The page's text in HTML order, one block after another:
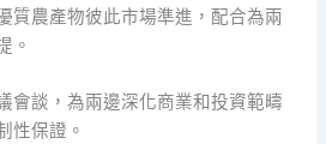
質農產物彼此市場準進，配合為兩
。
會談，為兩邊深化商業和投資範疇
性保證。